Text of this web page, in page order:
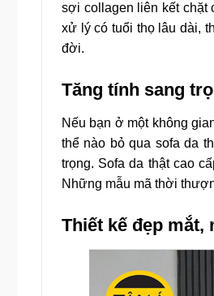
sợi collagen liên kết chặt
xử lý có tuổi thọ lâu dài,
đời.
Tăng tính sang
Nếu bạn ở một không
thể nào bỏ qua sofa da
trọng. Sofa da thật cao
Những mẫu mã thời
Thiết kế đẹp mắt,